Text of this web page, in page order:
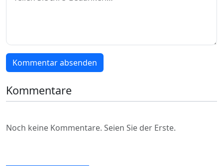
Kommentar absenden
Kommentare
Noch keine Kommentare. Seien Sie der Erste.